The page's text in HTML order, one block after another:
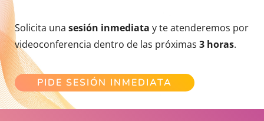
Solicita una sesión inmediata y te atenderemos por
videoconferencia dentro de las próximas 3 horas.
PIDE SESIÓN INMEDIATA